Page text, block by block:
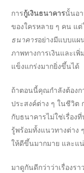
การกู้เงินธนาคารนั้นอ
ของใครหลาย ๆ คน แ
ธนาคารอย่างมีแบบแผ
ภาพทางการเงินและเ
แข็งแกร่งมากยิ่งขึ้นได้
ถ้าตอนนี้คุณกำลังต้องก
ประสงค์ต่าง ๆ ในชีวิต
กับธนาคารไม่ใช่เรื่อง
รู้พร้อมทั้งแนวทางต่าง
ให้ดีขึ้นมากมาย และแ
มาดูกันดีกว่าว่าเรื่องรา